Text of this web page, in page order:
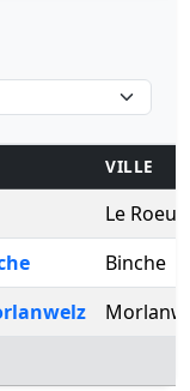
VILLE
Le Roeulx
Binche